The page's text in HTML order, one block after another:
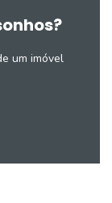
um imóvel